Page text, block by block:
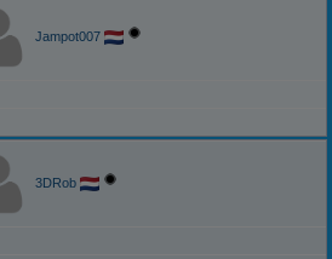
Jampot007
3DRob